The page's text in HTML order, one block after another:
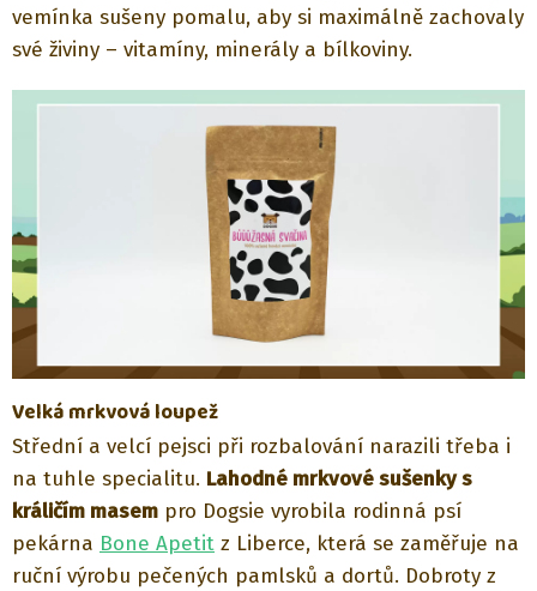
vemínka sušeny pomalu, aby si maximálně zachovaly
své živiny – vitamíny, minerály a bílkoviny.
Velká mrkvová loupež
Střední a velcí pejsci při rozbalování narazili třeba i
na tuhle specialitu. Lahodné mrkvové sušenky s
králičím masem pro Dogsie vyrobila rodinná psí
pekárna Bone Apetit z Liberce, která se zaměřuje na
ruční výrobu pečených pamlsků a dortů. Dobroty z